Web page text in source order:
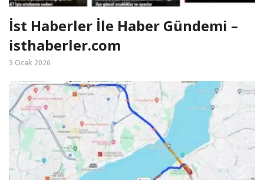
İst Haberler İle Haber Gündemi –
isthaberler.com
3 Ocak 2026